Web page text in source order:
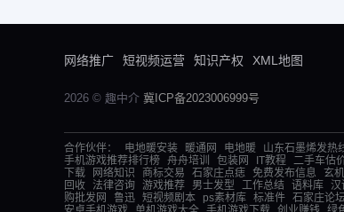
网络推广 短视频运营 知识产权 XML地图
2026 © 趣中介 冀ICP备2023006999号
合作伙伴： 电地暖安装 暖通网 电地暖 山东石墨烯发热
手机游戏推荐排行榜 舟舟培训 包装网 IT教程 二手车估
下载
网络知识 商标交易 石家庄点痣 免费发布信息 玄
回收
法律咨询 游戏推荐 男士发型 工作总结 语料库 汉
购批发网
鲁迅 短视频剧本 ps素材库 标准件 石家庄论